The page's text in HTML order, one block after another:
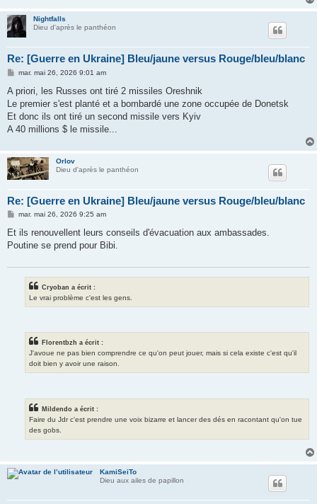
Nightfalls
Dieu d'après le panthéon
Re: [Guerre en Ukraine] Bleu/jaune versus Rouge/bleu/blanc
M
s
s
a
g
mar. mai 26, 2026 9:01 am
A priori, les Russes ont tiré 2 missiles Oreshnik
Le premier s'est planté et a bombardé une zone occupée de Donetsk
Et donc ils ont tiré un second missile vers Kyiv
A 40 millions $ le missile...
Orlov
Dieu d'après le panthéon
Re: [Guerre en Ukraine] Bleu/jaune versus Rouge/bleu/blanc
M
s
a
mar. mai 26, 2026 9:25 am
Et ils renouvellent leurs conseils d'évacuation aux ambassades.
Poutine se prend pour Bibi.
Cryoban a écrit :
Le vrai problème c'est les gens.
Florentbzh a écrit :
J'avoue ne pas bien comprendre ce qu'on peut jouer, mais si cela existe c'est qu'il
doit bien y avoir une raison.
Mildendo a écrit :
Faire du Jdr c'est prendre une voix bizarre et lancer des dés en racontant qu'on tue
des gobs.
KamiSeiTo
Dieu aux ailes de papillon